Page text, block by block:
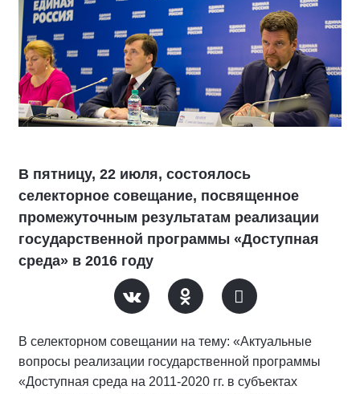
В пятницу, 22 июля, состоялось
селекторное совещание, посвященное
промежуточным результатам реализации
государственной программы «Доступная
среда» в 2016 году
В селекторном совещании на тему: «Актуальные
вопросы реализации государственной программы
«Доступная среда на 2011-2020 гг. в субъектах